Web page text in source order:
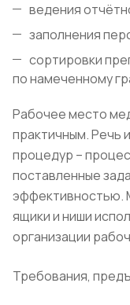
ведения
заполнения
сортировки
по намеченному
Рабочее место
практичным. Речь
процедур –
поставленные
эффективностью.
ящики и ниши
организации
Требования,